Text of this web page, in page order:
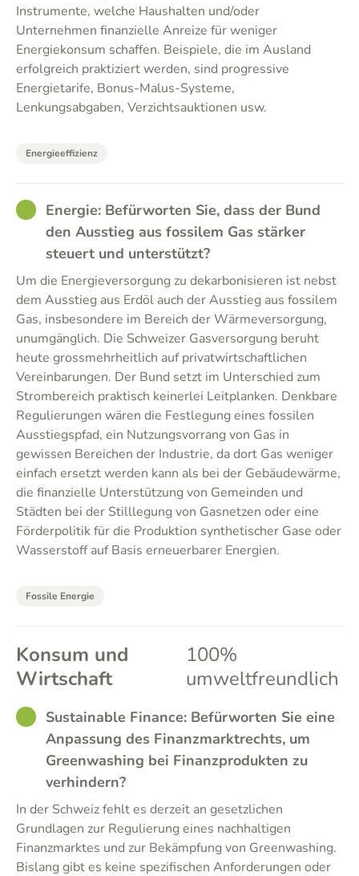
Instrumente, welche Haushalten und/oder
Unternehmen finanzielle Anreize für weniger
Energiekonsum schaffen. Beispiele, die im Ausland
erfolgreich praktiziert werden, sind progressive
Energietarife, Bonus-Malus-Systeme,
Lenkungsabgaben, Verzichtsauktionen usw.
Energieeffizienz
GOODEnergie: Befürworten Sie, dass der Bund
den Ausstieg aus fossilem Gas stärker
steuert und unterstützt?
Um die Energieversorgung zu dekarbonisieren ist nebst
dem Ausstieg aus Erdöl auch der Ausstieg aus fossilem
Gas, insbesondere im Bereich der Wärmeversorgung,
unumgänglich. Die Schweizer Gasversorgung beruht
heute grossmehrheitlich auf privatwirtschaftlichen
Vereinbarungen. Der Bund setzt im Unterschied zum
Strombereich praktisch keinerlei Leitplanken. Denkbare
Regulierungen wären die Festlegung eines fossilen
Ausstiegspfad, ein Nutzungsvorrang von Gas in
gewissen Bereichen der Industrie, da dort Gas weniger
einfach ersetzt werden kann als bei der Gebäudewärme,
die finanzielle Unterstützung von Gemeinden und
Städten bei der Stilllegung von Gasnetzen oder eine
Förderpolitik für die Produktion synthetischer Gase oder
Wasserstoff auf Basis erneuerbarer Energien.
Fossile Energie
Konsum und
Wirtschaft
100%
umweltfreundlich
GOODSustainable Finance: Befürworten Sie eine
Anpassung des Finanzmarktrechts, um
Greenwashing bei Finanzprodukten zu
verhindern?
In der Schweiz fehlt es derzeit an gesetzlichen
Grundlagen zur Regulierung eines nachhaltigen
Finanzmarktes und zur Bekämpfung von Greenwashing.
Bislang gibt es keine spezifischen Anforderungen oder